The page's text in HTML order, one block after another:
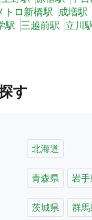
トロ新橋駅 成増駅
駅 三越前駅 立川
す
北海道
青森県 岩手
茨城県 群馬